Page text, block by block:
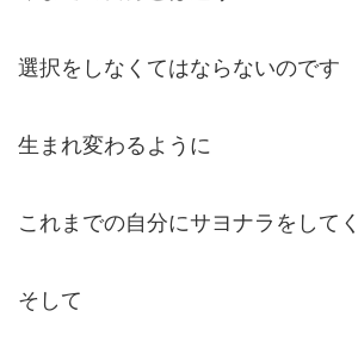
選択をしなくてはならないのです
生まれ変わるように
これまでの自分にサヨナラをしてく
そして